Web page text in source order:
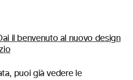
puoi già vedere le